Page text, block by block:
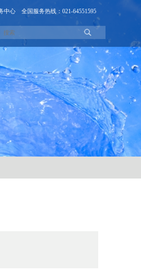
中心 全国服务热线：021-64551595